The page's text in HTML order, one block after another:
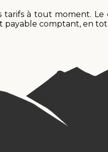
tarifs à tout moment.
comptant, en